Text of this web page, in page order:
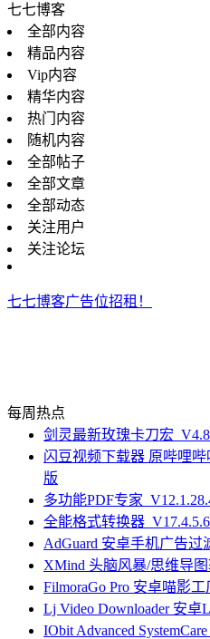
七七博客
全部内容
精品内容
Vip内容
精华内容
热门内容
随机内容
全部帖子
全部文章
全部动态
关注用户
关注论坛
七七博客广告位招租！
每周热点
剑灵最新玫瑰卡刀宏
闪豆视频下载器 原哔哩哔
版
多功能PDF专家
全能格式转换器
AdGuard 安卓手机广告过
XMind 头脑风暴/思维导图
FilmoraGo Pro 安卓喵影
Lj Video Downloader 安卓
IObit Advanced